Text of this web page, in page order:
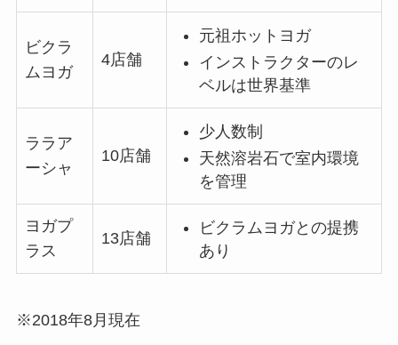
ビクラ
ムヨガ
4店舗
元祖ホットヨガ
インストラクターのレ
ベルは世界基準
ララア
ーシャ
10店舗
少人数制
天然溶岩石で室内環境
を管理
ヨガプ
ラス
13店舗
ビクラムヨガとの提携
あり
※2018年8月現在